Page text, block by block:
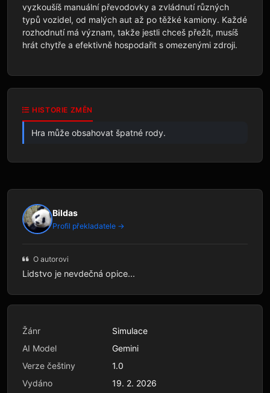
vyzkoušíš manuální převodovky a zvládnutí různých
typů vozidel, od malých aut až po těžké kamiony. Každé
rozhodnutí má význam, takže jestli chceš přežít, musíš
hrát chytře a efektivně hospodařit s omezenými zdroji.
HISTORIE ZMĚN
Hra může obsahovat špatné rody.
Bildas
Profil překladatele →
O autorovi
Lidstvo je nevdečná opice...
Žánr
Simulace
AI Model
Gemini
Verze češtiny
1.0
Vydáno
19. 2. 2026